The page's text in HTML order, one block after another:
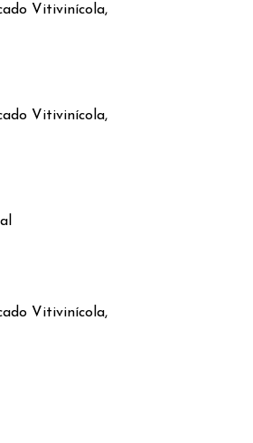
Vitivinícola,
Vitivinícola,
SE LLEVA EL 62% DE SUS
ACTUALIZAR EL RUT-SIA
Vitivinícola,
EN UVA DE MESA CON UN